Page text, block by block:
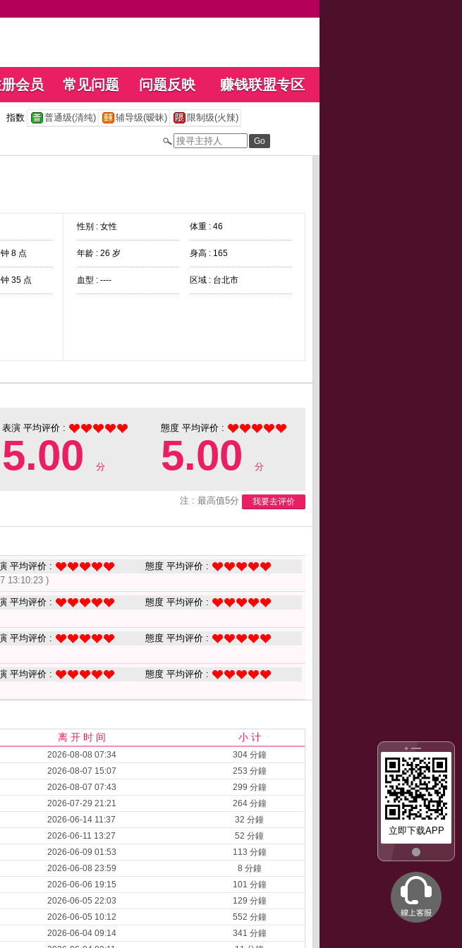
会员 常见问题 问题反映 赚钱联盟专区
立即下载APP
指数 普通级(清纯) 辅导级(暧昧) 限制级(火辣)
8 点
35 点
性别 : 女性 体重 : 46
年龄 : 26 岁 身高 : 165
血型 : ---- 区域 : 台北市
表演 平均评价 :
5.00 分
態度 平均评价 :
5.00 分
注 : 最高值5分 我要去评价
平均评价 :
態度 平均评价 :
13:10:23 )
平均评价 :
態度 平均评价 :
平均评价 :
態度 平均评价 :
平均评价 :
態度 平均评价 :
离 开 时 间 小 计
2026-08-08 07:34
304 分鐘
2026-08-07 15:07
253 分鐘
2026-08-07 07:43
299 分鐘
2026-07-29 21:21
264 分鐘
2026-06-14 11:37
32 分鐘
2026-06-11 13:27
52 分鐘
2026-06-09 01:53
113 分鐘
2026-06-08 23:59
8 分鐘
2026-06-06 19:15
101 分鐘
2026-06-05 22:03
129 分鐘
2026-06-05 10:12
552 分鐘
2026-06-04 09:14
341 分鐘